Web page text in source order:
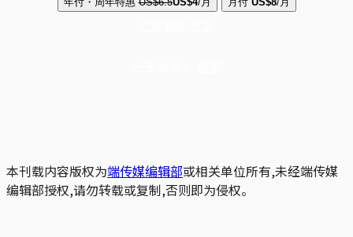
本刊载内容版权为端传媒编辑部或相关单位所有,未经端传媒
编辑部授权,请勿转载或复制,否则即为侵权。